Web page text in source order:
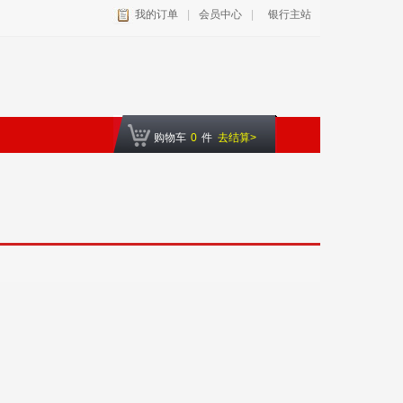
我的订单 会员中心 银行主站
购物车 0 件 去结算>